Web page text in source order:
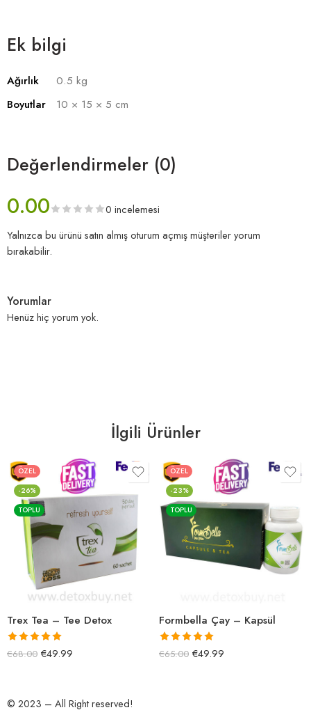
Ek bilgi
Ağırlık
0.5 kg
Boyutlar
10 × 15 × 5 cm
Değerlendirmeler (0)
0.00
0 incelemesi
Yalnızca bu ürünü satın almış oturum açmış müşteriler yorum
bırakabilir.
Yorumlar
Henüz hiç yorum yok.
İlgili Ürünler
ÖZEL
-26%
TOPLU
Trex Tea – Tee Detox
5 üzerinden
5.00oy aldı
€68.00 €49.99
ÖZEL
-23%
TOPLU
Formbella Çay – Kapsül
5 üzerinden
5.00oy aldı
€65.00 €49.99
© 2023 – All Right reserved!